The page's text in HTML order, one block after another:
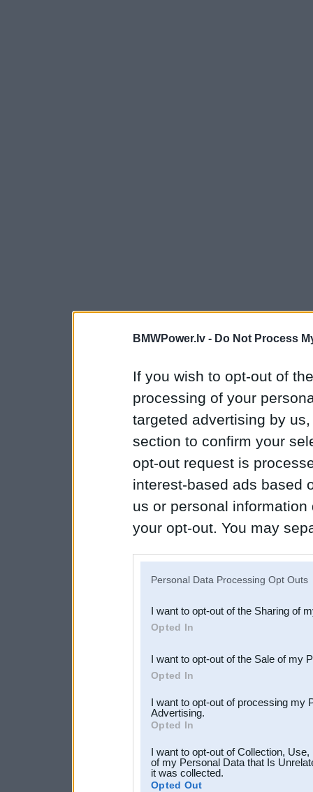
BMWPower.lv - Do Not Process
If you wish to opt-out of
processing of your
targeted advertising by
section to confirm your
opt-out request is
interest-based ads based
us or personal
your opt-out. You may
Downstream Participants
third parties.
Personal Data Processing Opt Outs
I want to opt-out of the Sharing of
Opted In
I want to opt-out of the Sale of my
Opted In
I want to opt-out of processing my
Advertising.
Opted In
I want to opt-out of Collection,
of my Personal Data that Is
it was collected.
Opted Out